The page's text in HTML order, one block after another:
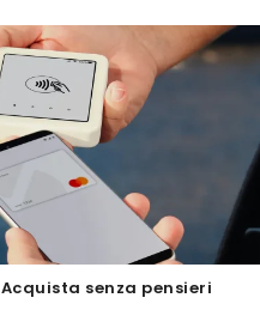
Acquista senza pensieri